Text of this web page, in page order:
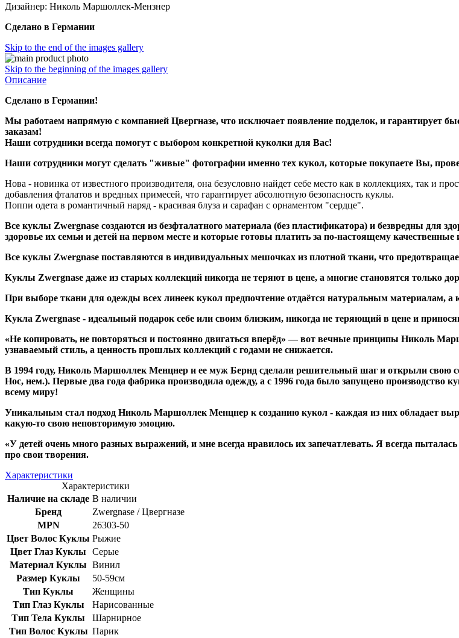
Дизайнер: Николь Маршоллек-Мензнер
Сделано в Германии
Skip to the end of the images gallery
Skip to the beginning of the images gallery
Описание
Сделано в Германии!
Мы работаем напрямую с компанией Цвергназе, что исключает появление подделок, и гарантирует
заказам!
Наши сотрудники всегда помогут с выбором конкретной куколки для Вас!
Наши сотрудники могут сделать "живые" фотографии именно тех кукол, которые покупаете Вы,
Нова - новинка от известного производителя, она безусловно найдет себе место как в коллекциях, так и
добавления фталатов и вредных примесей, что гарантирует абсолютную безопасность куклы.
Поппи одета в романтичный наряд - красивая блуза и сарафан с орнаментом "сердце".
Все куклы Zwergnase создаются из безфталатного материала (без пластификатора) и безвредны для
здоровье их семьи и детей на первом месте и которые готовы платить за по-настоящему
Все куклы Zwergnase поставляются в индивидуальных мешочках из плотной ткани, что
Куклы Zwergnase даже из старых коллекций никогда не теряют в цене, а многие становятся только
При выборе ткани для одежды всех линеек кукол предпочтение отдаётся натуральным материалам, а
Кукла Zwergnase - идеальный подарок себе или своим близким, никогда не теряющий в цене и
«Не копировать, не повторяться и постоянно двигаться вперёд» — вот вечные принципы Николь
узнаваемый стиль, а ценность прошлых коллекций с годами не снижается.
В 1994 году, Николь Маршоллек Менцнер и ее муж Бернд сделали решительный шаг и открыли свою
Нос, нем.). Первые два года фабрика производила одежду, а с 1996 года было запущено производство
всему миру!
Уникальным стал подход Николь Маршоллек Менцнер к созданию кукол - каждая из них обладает
какую-то свою неповторимую эмоцию.
«У детей очень много разных выражений, и мне всегда нравилось их запечатлевать. Я всегда
про свои творения.
Характеристики
Характеристики
Наличие на складе В наличии
Бренд
Zwergnase / Цвергназе
MPN
26303-50
Цвет Волос Куклы Рыжие
Цвет Глаз Куклы
Серые
Материал Куклы Винил
Размер Куклы
50-59см
Тип Куклы
Женщины
Тип Глаз Куклы
Нарисованные
Тип Тела Куклы
Шарнирное
Тип Волос Куклы Парик